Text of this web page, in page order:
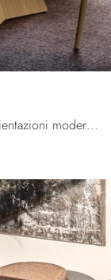
Ecco a te la sedia da pranzo Foyer per ambientazioni moderne, tra le più originali Sedie fisse di Calligaris.